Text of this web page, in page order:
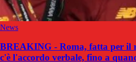
News
BREAKING - Roma, fatta per il
c'è l'accordo verbale, fino a